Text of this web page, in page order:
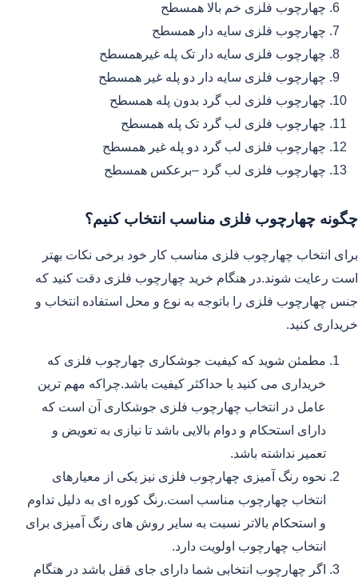
چهارچوب فلزی خم بالا همسطح
چهارچوب فلزی سایه دار همسطح
چهارچوب فلزی سایه دار تک پله غیرهمسطح
چهارچوب فلزی سایه دار دو پله غیر همسطح
چهارچوب فلزی لب گرد بدون پله همسطح
چهارچوب فلزی لب گرد تک پله همسطح
چهارچوب فلزی لب گرد دو پله غیر همسطح
چهارچوب فلزی لب گرد –برعکس همسطح
چگونه چهارچوب فلزی مناسب انتخاب کنیم؟
برای انتخاب چهارچوب فلزی مناسب کار خود برخی نکات بهتر
است رعایت شوند.در هنگام خرید چهارچوب فلزی دقت کنید که
جنس چهارچوب فلزی را باتوجه به نوع و محل استفاده انتخاب و
خریداری کنید.
مطمئن شوید که کیفیت جوشکاری چهارچوب فلزی که
خریداری می کنید با حداکثر کیفیت باشد.چراکه مهم ترین
عامل در انتخاب چهارچوب فلزی جوشکاری آن است که
دارای استحکام و دوام بالایی باشد تا نیازی به تعویض و
تعمیر نداشته باشد.
نحوه رنگ آمیزی چهارچوب فلزی نیز یکی از معیارهای
انتخاب چهارچوب مناسب است.رنگ کوره ای به دلیل تداوم
و استحکام بالاتر نسبت به سایر روش های رنگ آمیزی برای
انتخاب چهارچوب اولویت دارد.
اگر چهارچوب انتخابی شما دارای جای قفل باشد در هنگام